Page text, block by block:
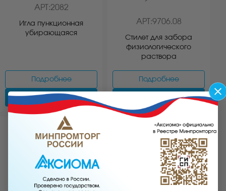
АРТ:2082
Игла пункционная
убирающаяся
Подробнее
В корзину
АРТ:9706.08
Стилет для забора
физиологического
раствора
Подробнее
В корзину
АРТ:2425.1 АРТ:2427.1